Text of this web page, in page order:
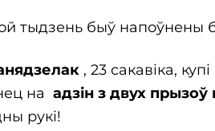
тыдзень быў напоўнены
, 23 сакавіка, купі
на адзін з двух
рукі!